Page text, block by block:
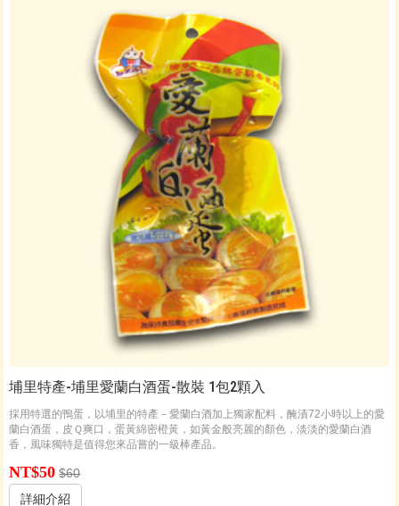
埔里特產-埔里愛蘭白酒蛋-散裝 1包2顆入
採用特選的鴨蛋，以埔里的特產－愛蘭白酒加上獨家配料，醃漬72小時以上的愛
蘭白酒蛋，皮Ｑ爽口，蛋黃綿密橙黃，如黃金般亮麗的顏色，淡淡的愛蘭白酒
香，風味獨特是值得您來品嘗的一級棒產品。
NT$50 $60
詳細介紹